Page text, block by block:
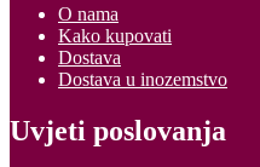
O nama
Kako kupovati
Dostava
Dostava u inozemstvo
Uvjeti poslovanja